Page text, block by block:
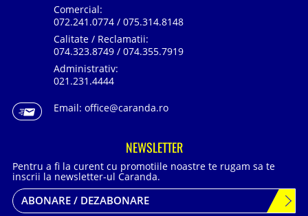
Comercial:
072.241.0774 / 075.314.8148
Calitate / Reclamatii:
074.323.8749 / 074.355.7919
Administrativ:
021.231.4444
Email: office@caranda.ro
NEWSLETTER
Pentru a fi la curent cu promotiile noastre te rugam sa te
inscrii la newsletter-ul Caranda.
ABONARE / DEZABONARE